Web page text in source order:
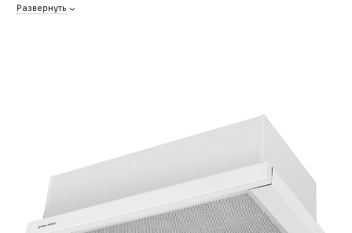
Развернуть